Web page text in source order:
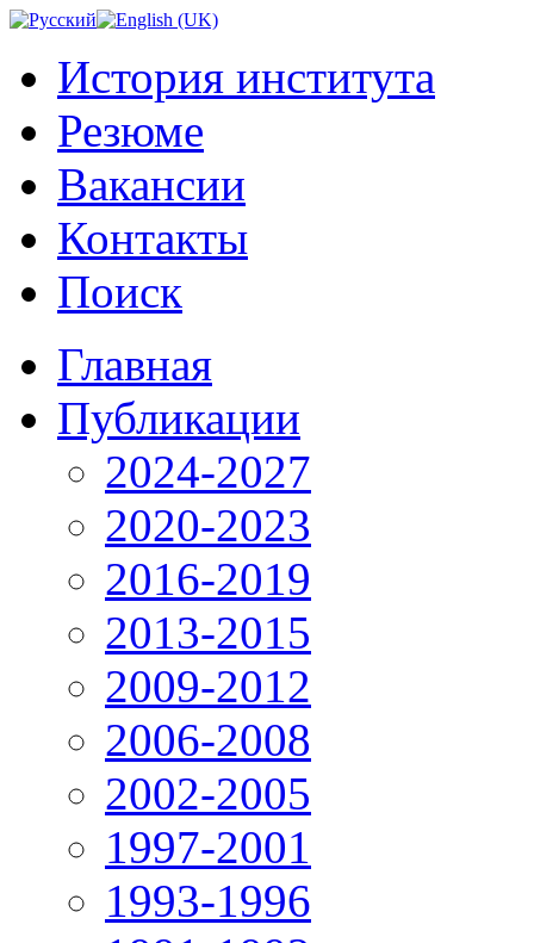
История института
Резюме
Вакансии
Контакты
Поиск
Главная
Публикации
2024-2027
2020-2023
2016-2019
2013-2015
2009-2012
2006-2008
2002-2005
1997-2001
1993-1996